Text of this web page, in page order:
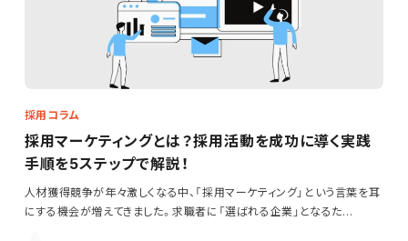
採用コラム
採用マーケティングとは？採用活動を成功に導く実践
手順を5ステップで解説！
人材獲得競争が年々激しくなる中、「採用マーケティング」という言葉を耳
にする機会が増えてきました。求職者に「選ばれる企業」となるた…